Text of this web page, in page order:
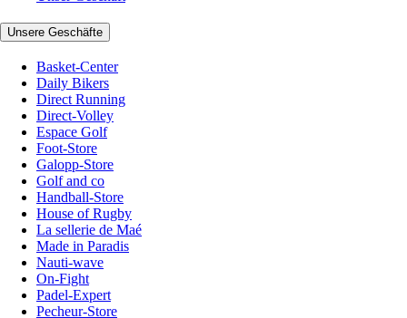
Unsere Geschäfte
Basket-Center
Daily Bikers
Direct Running
Direct-Volley
Espace Golf
Foot-Store
Galopp-Store
Golf and co
Handball-Store
House of Rugby
La sellerie de Maé
Made in Paradis
Nauti-wave
On-Fight
Padel-Expert
Pecheur-Store